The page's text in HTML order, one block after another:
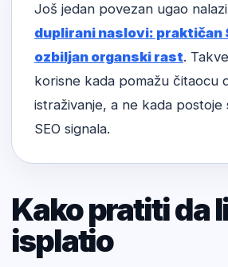
Još jedan povezan ugao
duplirani naslovi: praktičan
ozbiljan organski rast.
korisne kada pomažu čitaocu
istraživanje, a ne kada postoje
SEO signala.
Kako pratiti da
isplatio